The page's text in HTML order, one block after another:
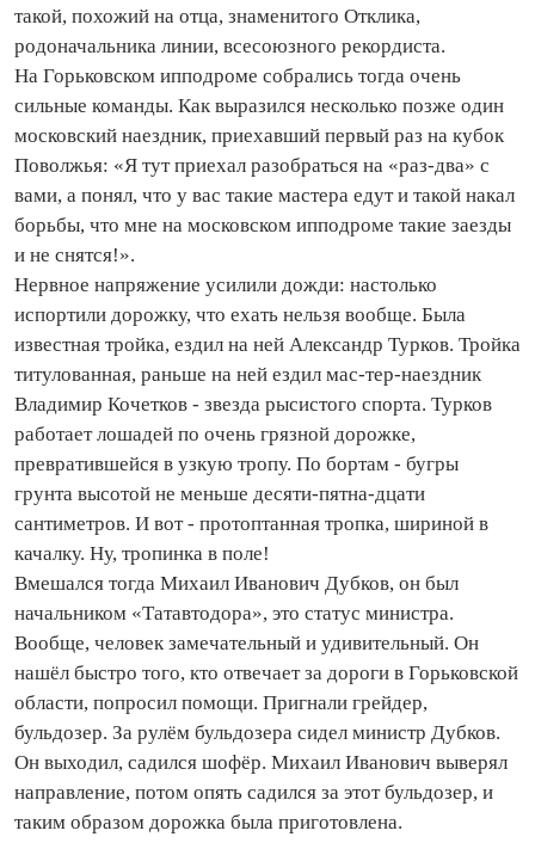
такой, похожий на отца, знаменитого Отклика,
родоначальника линии, всесоюзного рекордиста.
На Горьковском ипподроме собрались тогда очень
сильные команды. Как выразился несколько позже один
московский наездник, приехавший первый раз на кубок
Поволжья: «Я тут приехал разобраться на «раз-два» с
вами, а понял, что у вас такие мастера едут и такой накал
борьбы, что мне на московском ипподроме такие заезды
и не снятся!».
Нервное напряжение усилили дожди: настолько
испортили дорожку, что ехать нельзя вообще. Была
известная тройка, ездил на ней Александр Турков. Тройка
титулованная, раньше на ней ездил мас-тер-наездник
Владимир Кочетков - звезда рысистого спорта. Турков
работает лошадей по очень грязной дорожке,
превратившейся в узкую тропу. По бортам - бугры
грунта высотой не меньше десяти-пятна-дцати
сантиметров. И вот - протоптанная тропка, шириной в
качалку. Ну, тропинка в поле!
Вмешался тогда Михаил Иванович Дубков, он был
начальником «Татавтодора», это статус министра.
Вообще, человек замечательный и удивительный. Он
нашёл быстро того, кто отвечает за дороги в Горьковской
области, попросил помощи. Пригнали грейдер,
бульдозер. За рулём бульдозера сидел министр Дубков.
Он выходил, садился шофёр. Михаил Иванович выверял
направление, потом опять садился за этот бульдозер, и
таким образом дорожка была приготовлена.